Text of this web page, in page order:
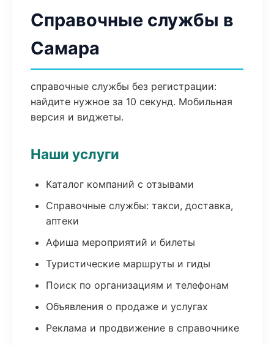
Справочные службы в
Самара
справочные службы без регистрации:
найдите нужное за 10 секунд. Мобильная
версия и виджеты.
Наши услуги
Каталог компаний с отзывами
Справочные службы: такси, доставка,
аптеки
Афиша мероприятий и билеты
Туристические маршруты и гиды
Поиск по организациям и телефонам
Объявления о продаже и услугах
Реклама и продвижение в справочнике